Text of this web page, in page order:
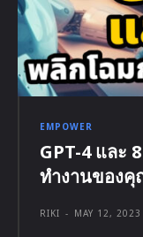
EMPOWER
GPT-4 และ
ทำงานของ
RIKI - MAY 12, 2023